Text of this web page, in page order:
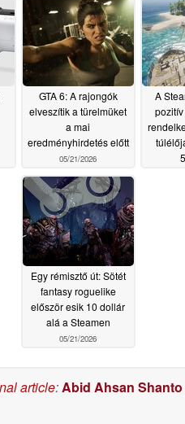
GTA 6: A rajongók
elveszítik a türelmüket
a mai
eredményhirdetés előtt
05/21/2026
A
Egy rémisztő út: Sötét
fantasy roguelike
először esik 10 dollár
alá a Steamen
05/21/2026
article:Abid Ahsan Shanto